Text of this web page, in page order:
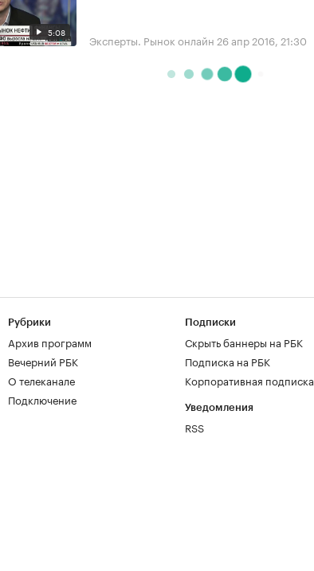
5:08 Эксперты. Рынок онлайн 26 апр 2016, 21:30
Рубрики
Архив программ
Вечерний РБК
О телеканале
Подключение
Подписки
Скрыть баннеры на РБК
Подписка на РБК
Корпоративная подписка
Уведомления
RSS